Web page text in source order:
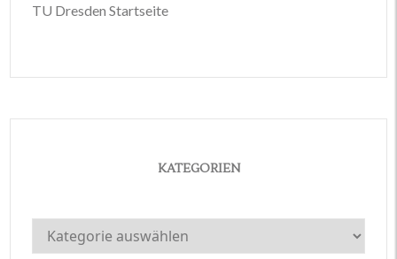
TU Dresden Startseite
KATEGORIEN
Kategorien